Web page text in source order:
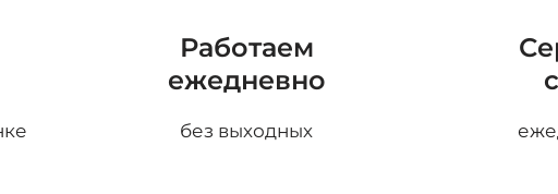
Работаем
ежедневно
без выходных